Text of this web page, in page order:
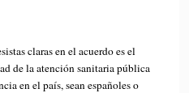
claras en el acuerdo es el
de la atención sanitaria pública
en el país, sean españoles o